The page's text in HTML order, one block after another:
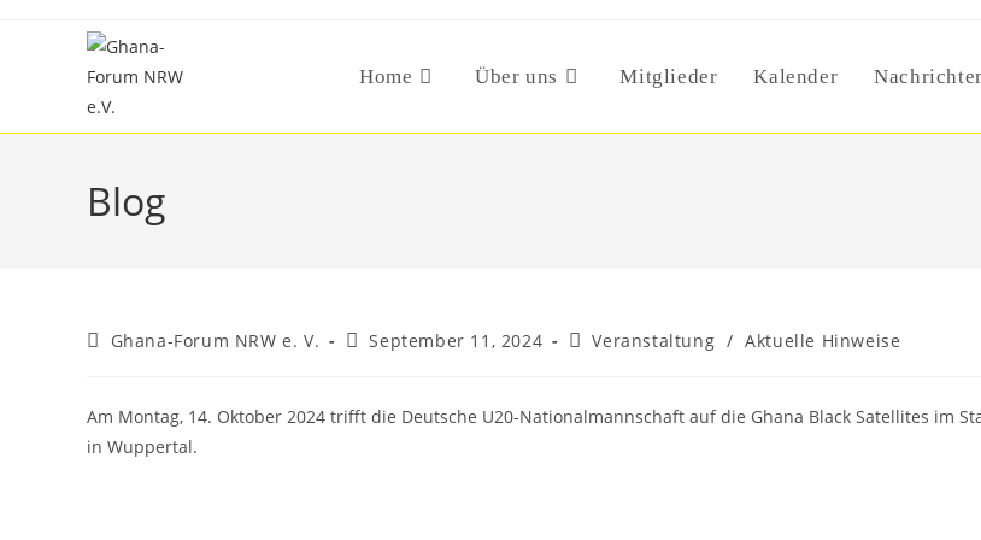
Home Über uns Mitglieder Kalender
Blog
PostGhana-Forum NRW e. V.
PostSeptember 11, 2024
PostVeranstaltung / Aktuelle Hinweise
Am Montag, 14. Oktober 2024 trifft die Deutsche U20-Nationalmannschaft auf die Ghana Black Satellites im
in Wuppertal.